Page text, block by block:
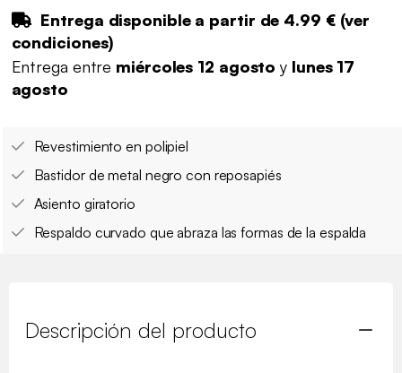
Entrega disponible a partir de 4.99 €(ver
condiciones)
Entrega entre miércoles 12 agostoy lunes 17
agosto
Revestimiento en polipiel
Bastidor de metal negro con reposapiés
Asiento giratorio
Respaldo curvado que abraza las formas de la espalda
Descripción del producto